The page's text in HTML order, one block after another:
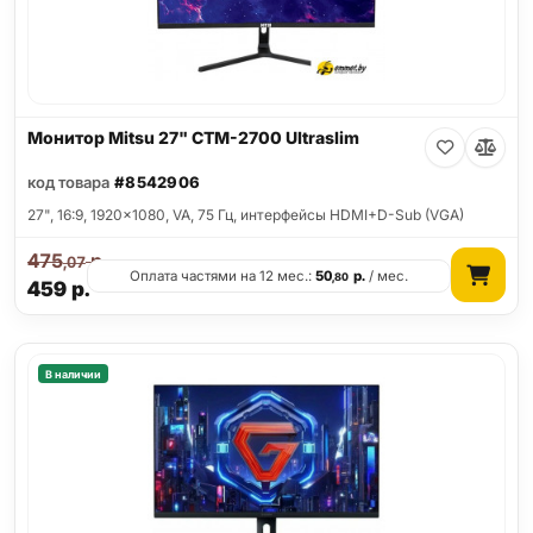
Монитор Mitsu 27" CTM-2700 Ultraslim
код товара #8542906
27", 16:9, 1920x1080, VA, 75 Гц, интерфейсы HDMI+D-Sub (VGA)
459р.
475,07р.
Оплата частями на 12 мес.:50,80 р./ мес.
В наличии